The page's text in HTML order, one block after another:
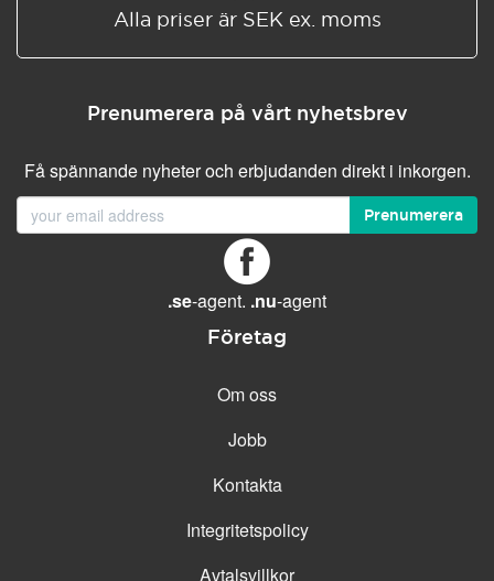
Alla priser är SEK ex. moms
Prenumerera på vårt nyhetsbrev
Få spännande nyheter och erbjudanden direkt i inkorgen.
Prenumerera
.se-agent. .nu-agent
Företag
Om oss
Jobb
Kontakta
Integritetspolicy
Avtalsvillkor